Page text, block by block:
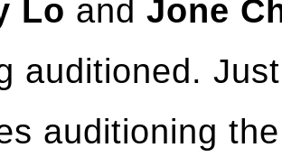
Lo and Jone
auditioned.
auditioning